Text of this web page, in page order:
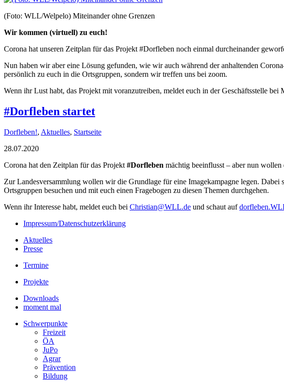
(Foto: WLL/Welpelo) Miteinander ohne Grenzen
Wir kommen (virtuell) zu euch!
Corona hat unseren Zeitplan für das Projekt #Dorfleben noch einmal durcheinander
Nun haben wir aber eine Lösung gefunden, wie wir auch während der anhaltenden
persönlich zu euch in die Ortsgruppen, sondern wir treffen uns bei zoom.
Wenn ihr Lust habt, das Projekt mit voranzutreiben, meldet euch in der Geschäftsstelle
#Dorfleben startet
Dorfleben!, Aktuelles, Startseite
28.07.2020
Corona hat den Zeitplan für das Projekt #Dorfleben mächtig beeinflusst – aber nun
Zur Landesversammlung wollen wir die Grundlage für eine Imagekampagne legen.
Ortsgruppen besuchen und mit euch einen Fragebogen zu diesen Themen durchgehen.
Wenn ihr Interesse habt, meldet euch bei Christian@WLL.de und schaut auf
Impressum/Datenschutzerklärung
Aktuelles
Presse
Termine
Projekte
Downloads
moment mal
Schwerpunkte
Freizeit
ÖA
JuPo
Agrar
Prävention
Bildung